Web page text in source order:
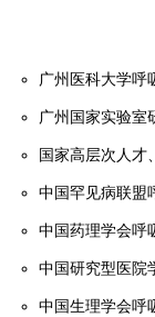
广州医科大学呼
广州国家实验室
国家高层次人才
中国罕见病联盟
中国药理学会呼
中国研究型医院
中国生理学会呼